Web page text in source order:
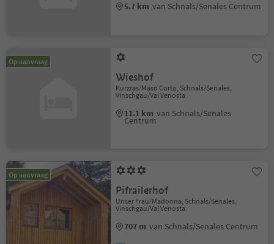
5.7 km van Schnals/Senales Centrum
Op aanvraag
Wieshof
Kurzras/Maso Corto, Schnals/Senales,
Vinschgau/Val Venosta
11.1 km van Schnals/Senales
Centrum
Op aanvraag
Pifrailerhof
Unser Frau/Madonna, Schnals/Senales,
Vinschgau/Val Venosta
707 m van Schnals/Senales Centrum